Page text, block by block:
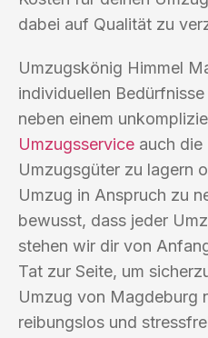
dabei auf Qualität zu
Umzugskönig Himmel
individuellen
neben einem
Umzugsservice auch
Umzugsgüter zu lagern
Umzug in Anspruch zu
bewusst, dass jeder
stehen wir dir von
Tat zur Seite, um
Umzug von Magdeburg
reibungslos und